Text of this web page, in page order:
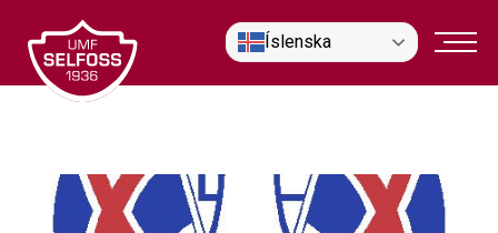
efni
Íslenska